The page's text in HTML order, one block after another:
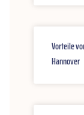
Vorteile
Hannover